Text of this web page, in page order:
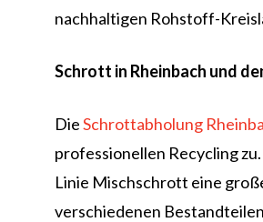
nachhaltigen Rohstoff-
Schrott in Rheinbach und
DieSchrottabholung
professionellen Recycling
Linie Mischschrott eine
verschiedenen